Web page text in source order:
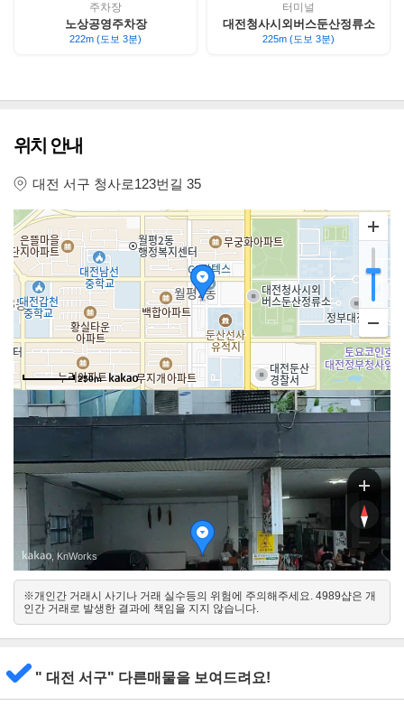
주차장
노상공영주차장
222m (도보 3분)
터미널
대전청사시외버스둔산정류소
225m (도보 3분)
위치 안내
대전 서구 청사로123번길 35
250m
북
, KnWorks
※개인간 거래시 사기나 거래 실수등의 위험에 주의해주세요. 4989샵은 개
인간 거래로 발생한 결과에 책임을 지지 않습니다.
" 대전 서구" 다른매물을 보여드려요!